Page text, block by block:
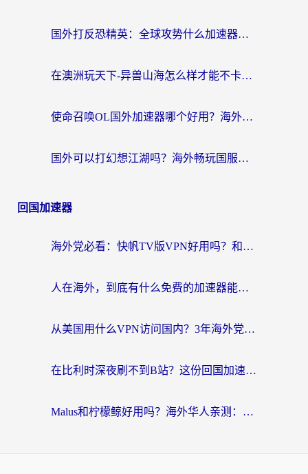
国外打反恐精英：全球攻势什么加速器好用？2026海外玩家国服游戏加速终极指南
在澳洲玩天下-异兽山海怎么样才能不卡？一份给南半球玩家的自救指南
使命召唤OL国外加速器哪个好用？海外玩家亲测的国服游戏加速终极指南
国外可以打幻想江湖吗？海外畅玩国服游戏的终极指南
回国加速器
海外党必看：快帆TV版VPN好用吗？和Easyback VPN对比哪个回国效果更好？附2026真实测评
人在海外，到底有什么免费的加速器能让我安心追剧打游戏？
从美国用什么VPN访问国内？3年海外党亲测：选对工具才能无缝刷B站、看腾讯视频
在比利时深夜刷不到B站？这份回国加速器避坑指南请收好
Malus和柠檬鲸好用吗？海外华人亲测：回国加速器怎么选才不踩坑？